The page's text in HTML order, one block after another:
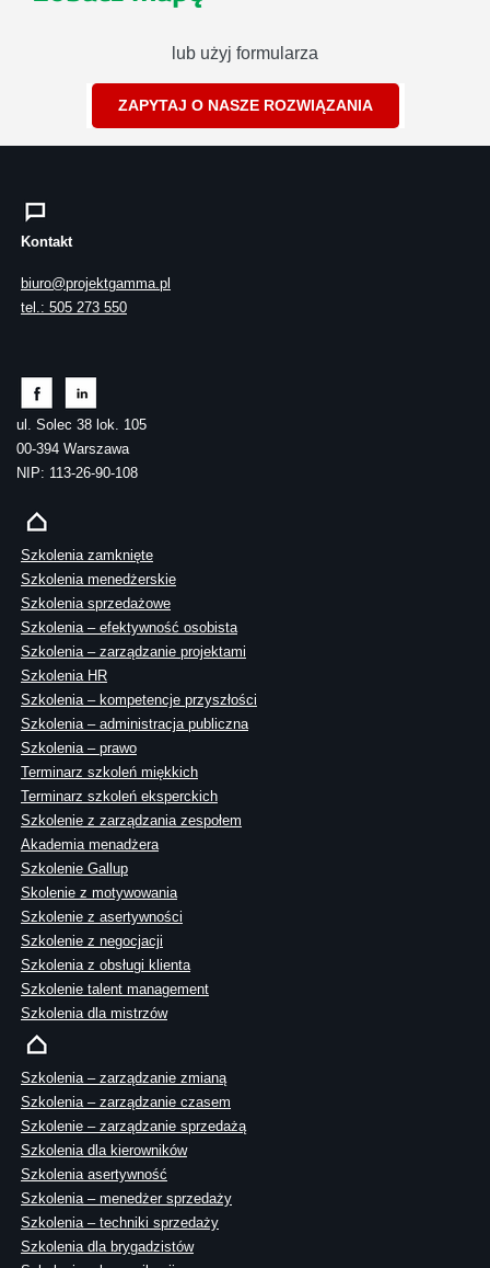
lub użyj formularza
ZAPYTAJ O NASZE ROZWIĄZANIA
Kontakt
biuro@projektgamma.pl
tel.: 505 273 550
ul. Solec 38 lok. 105
00-394 Warszawa
NIP: 113-26-90-108
Szkolenia zamknięte
Szkolenia menedżerskie
Szkolenia sprzedażowe
Szkolenia – efektywność osobista
Szkolenia – zarządzanie projektami
Szkolenia HR
Szkolenia – kompetencje przyszłości
Szkolenia – administracja publiczna
Szkolenia – prawo
Terminarz szkoleń miękkich
Terminarz szkoleń eksperckich
Szkolenie z zarządzania zespołem
Akademia menadżera
Szkolenie Gallup
Skolenie z motywowania
Szkolenie z asertywności
Szkolenie z negocjacji
Szkolenia z obsługi klienta
Szkolenie talent management
Szkolenia dla mistrzów
Szkolenia – zarządzanie zmianą
Szkolenia – zarządzanie czasem
Szkolenie – zarządzanie sprzedażą
Szkolenia dla kierowników
Szkolenia asertywność
Szkolenia – menedżer sprzedaży
Szkolenia – techniki sprzedaży
Szkolenia dla brygadzistów